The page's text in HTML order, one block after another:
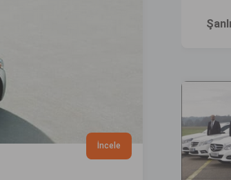
İncele